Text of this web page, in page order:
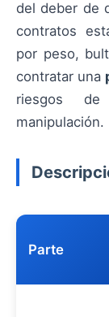
del deber de
contratos
por peso,
contratar una
riesgos de
manipulación.
Parte